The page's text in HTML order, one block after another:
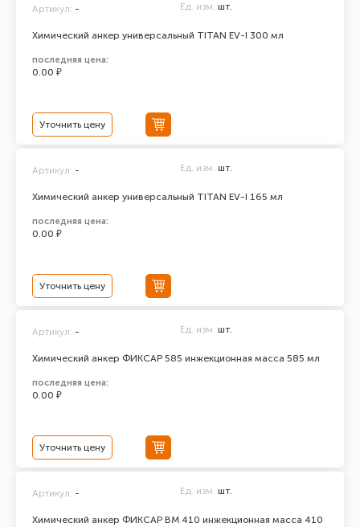
Химический анкер универсальный TITAN EV-I 300 мл
Артикул: - Ед. изм. шт.
последняя цена:
0.00 ₽
Уточнить цену
Химический анкер универсальный TITAN EV-I 165 мл
Артикул: - Ед. изм. шт.
последняя цена:
0.00 ₽
Уточнить цену
Химический анкер ФИКСАР 585 инжекционная масса 585 мл
Артикул: - Ед. изм. шт.
последняя цена:
0.00 ₽
Уточнить цену
Химический анкер ФИКСАР ВМ 410 инжекционная масса 410
Артикул: - Ед. изм. шт.